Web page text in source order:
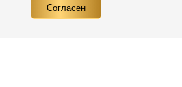
Контакты
Согласен